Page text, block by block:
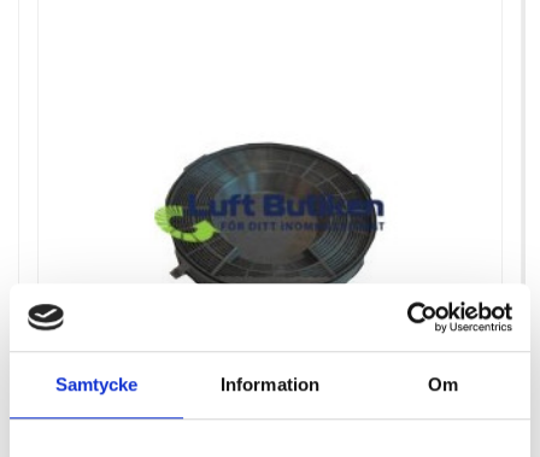
Samtycke Information Om